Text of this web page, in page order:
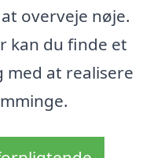
overveje nøje.
kan du finde et
at realisere